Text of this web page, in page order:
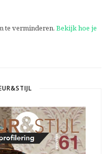
te verminderen. Bekijk hoe je